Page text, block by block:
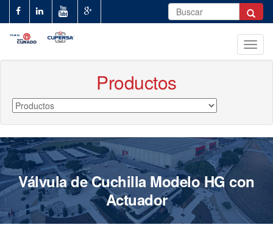
Pasar
contenido
principal
Formulario
de
Productos
Válvula de Cuchilla Modelo HG con
Actuador